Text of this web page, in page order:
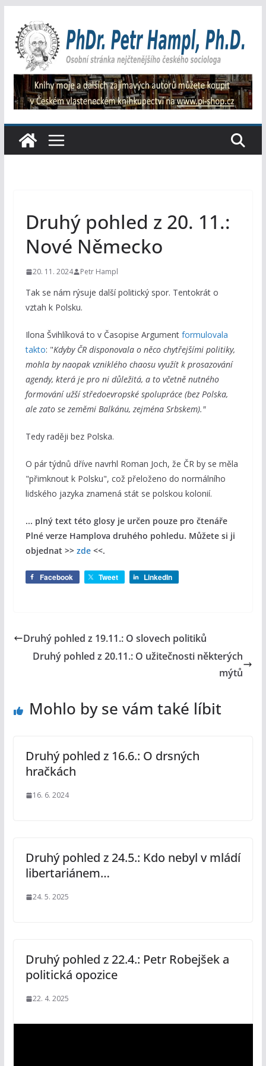
obsah
Druhý pohled z 20. 11.:
Nové Německo
20. 11. 2024 Petr Hampl
Tak se nám rýsuje další politický spor. Tentokrát o
vztah k Polsku.
Ilona Švihlíková to v Časopise Argument formulovala
takto: "Kdyby ČR disponovala o něco chytřejšími politiky,
mohla by naopak vzniklého chaosu využít k prosazování
agendy, která je pro ni důležitá, a to včetně nutného
formování užší středoevropské spolupráce (bez Polska,
ale zato se zeměmi Balkánu, zejména Srbskem)."
Tedy raději bez Polska.
O pár týdnů dříve navrhl Roman Joch, že ČR by se měla
"přimknout k Polsku", což přeloženo do normálního
lidského jazyka znamená stát se polskou kolonií.
... plný text této glosy je určen pouze pro čtenáře
Plné verze Hamplova druhého pohledu. Můžete si ji
objednat >> zde<<.
Facebook Tweet LinkedIn
Druhý pohled z 19.11.: O slovech politiků
Druhý pohled z 20.11.: O užitečnosti některých
mýtů
Mohlo by se vám také líbit
Druhý pohled z 16.6.: O drsných
hračkách
16. 6. 2024
Druhý pohled z 24.5.: Kdo nebyl v mládí
libertariánem…
24. 5. 2025
Druhý pohled z 22.4.: Petr Robejšek a
politická opozice
22. 4. 2025